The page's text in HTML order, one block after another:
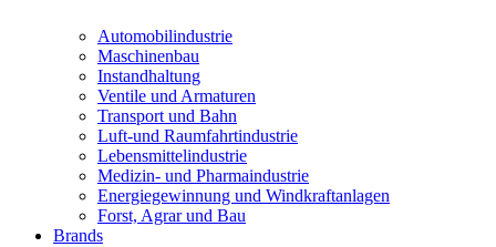
Automobilindustrie
Maschinenbau
Instandhaltung
Ventile und Armaturen
Transport und Bahn
Luft-und Raumfahrtindustrie
Lebensmittelindustrie
Medizin- und Pharmaindustrie
Energiegewinnung und Windkraftanlagen
Forst, Agrar und Bau
Brands